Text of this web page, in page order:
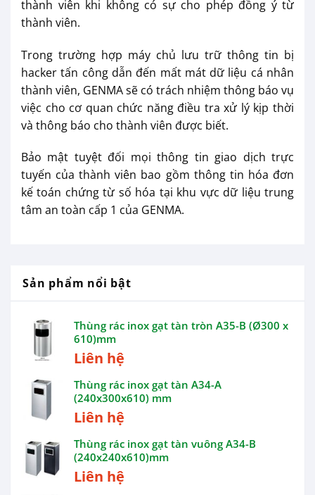
thành viên khi không có sự cho phép đồng ý từ
thành viên.
Trong trường hợp máy chủ lưu trữ thông tin bị
hacker tấn công dẫn đến mất mát dữ liệu cá nhân
thành viên, GENMA sẽ có trách nhiệm thông báo vụ
việc cho cơ quan chức năng điều tra xử lý kịp thời
và thông báo cho thành viên được biết.
Bảo mật tuyệt đối mọi thông tin giao dịch trực
tuyến của thành viên bao gồm thông tin hóa đơn
kế toán chứng từ số hóa tại khu vực dữ liệu trung
tâm an toàn cấp 1 của GENMA.
Sản phẩm nổi bật
Thùng rác inox gạt tàn tròn A35-B (Ø300 x
610)mm
Liên hệ
Thùng rác inox gạt tàn A34-A
(240x300x610) mm
Liên hệ
Thùng rác inox gạt tàn vuông A34-B
(240x240x610)mm
Liên hệ